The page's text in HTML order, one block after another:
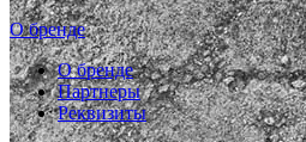
О бренде
О бренде
Партнеры
Реквизиты